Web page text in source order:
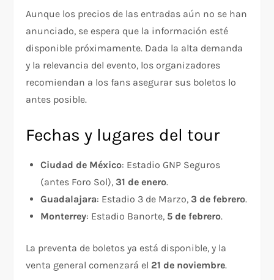
Aunque los precios de las entradas aún no se han
anunciado, se espera que la información esté
disponible próximamente. Dada la alta demanda
y la relevancia del evento, los organizadores
recomiendan a los fans asegurar sus boletos lo
antes posible.
Fechas y lugares del tour
Ciudad de México: Estadio GNP Seguros
(antes Foro Sol),31 de enero.
Guadalajara: Estadio 3 de Marzo,3 de febrero.
Monterrey: Estadio Banorte, 5 de febrero.
La preventa de boletos ya está disponible, y la
venta general comenzará el 21 de noviembre.